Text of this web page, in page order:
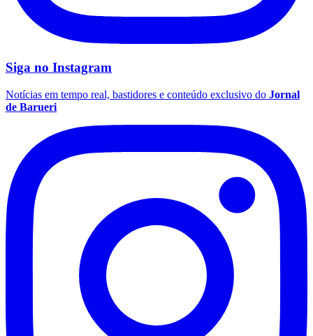
Fluminense
Siga no Instagram
Notícias em tempo real, bastidores e conteúdo exclusivo do Jornal
de Barueri